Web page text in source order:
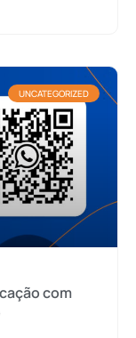
UNCATEGORIZED
com